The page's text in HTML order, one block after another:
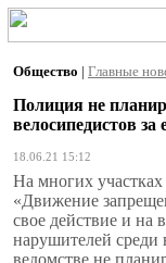
Общество | Главные
Полиция не
велосипедистов за
18.06.21 15:12
На многих
«Движение
свое действие и на
нарушителей среди
ведомстве не